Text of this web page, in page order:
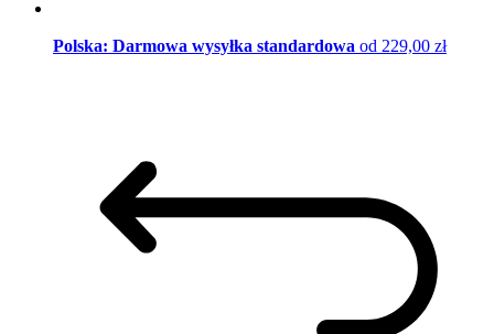
Polska: Darmowa wysyłka standardowa od 229,00 zł